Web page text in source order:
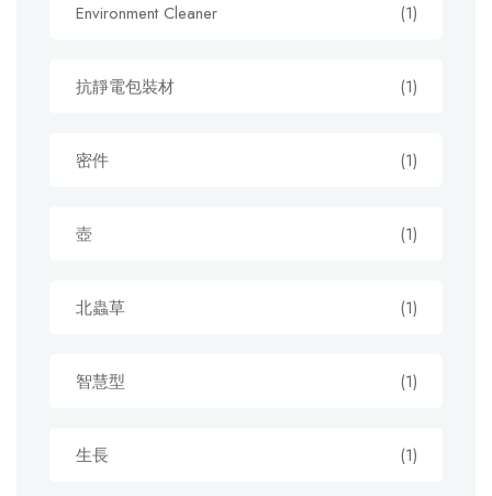
Environment Cleaner (1)
抗靜電包裝材 (1)
密件 (1)
壺 (1)
北蟲草 (1)
智慧型 (1)
生長 (1)